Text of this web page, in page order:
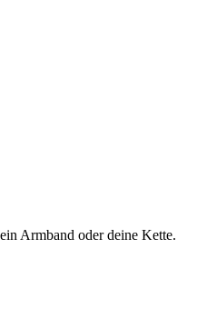
Armband oder deine Kette.